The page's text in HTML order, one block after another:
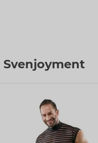
Svenjoyment